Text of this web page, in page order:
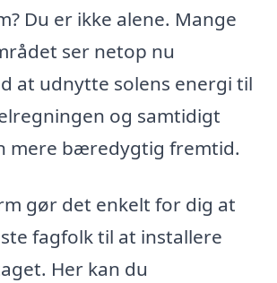
Du er ikke alene. Mange
ser netop nu
at udnytte solens energi til
og samtidigt
mere bæredygtig fremtid.
gør det enkelt for dig at
fagfolk til at installere
Her kan du